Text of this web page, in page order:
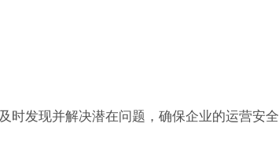
发现并解决潜在问题，确保企业的运营安全